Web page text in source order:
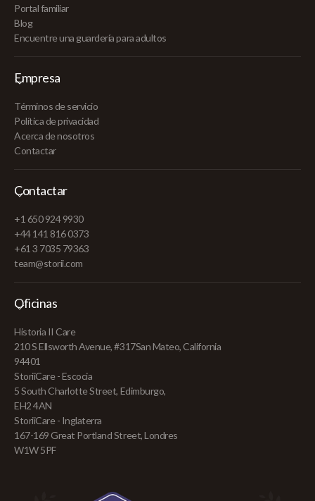
Portal familiar
Blog
Encuentre una guardería para adultos
Empresa
Términos de servicio
Política de privacidad
Acerca de nosotros
Contactar
Contactar
+1 650 924 9930
+44 141 816 0373
+61 3 7035 79363
team@storii.com
Oficinas
Historia II Care
210 S Ellsworth Avenue, #317San Mateo, California
94401
StoriiCare - Escocia
5 South Charlotte Street, Edimburgo,
EH2 4AN
StoriiCare - Inglaterra
167-169 Great Portland Street, Londres
W1W 5PF